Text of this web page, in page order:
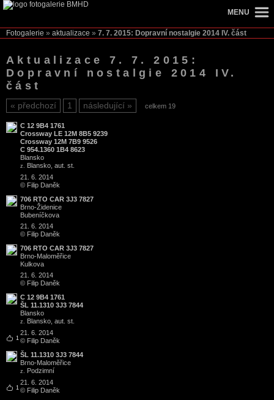
Fotogalerie » aktualizace » 7. 7. 2015: Dopravní nostalgie 2014 IV. část
Aktualizace 7. 7. 2015:
Dopravní nostalgie 2014 IV.
část
předchozí 1 následující celkem 19
C 12 9B4 1761
Crossway LE 12M 8B5 9239
Crossway 12M 7B9 9526
C 954.1360 1B4 8623
Blansko
z. Blansko, aut. st.
21. 6. 2014
© Filip Daněk
706 RTO CAR 3J3 7827
Brno-Židenice
Bubeníčkova
21. 6. 2014
© Filip Daněk
706 RTO CAR 3J3 7827
Brno-Maloměřice
Kulkova
21. 6. 2014
© Filip Daněk
1
C 12 9B4 1761
ŠL 11.1310 3J3 7844
Blansko
z. Blansko, aut. st.
21. 6. 2014
© Filip Daněk
1
ŠL 11.1310 3J3 7844
Brno-Maloměřice
z. Podzimní
21. 6. 2014
© Filip Daněk
MENU